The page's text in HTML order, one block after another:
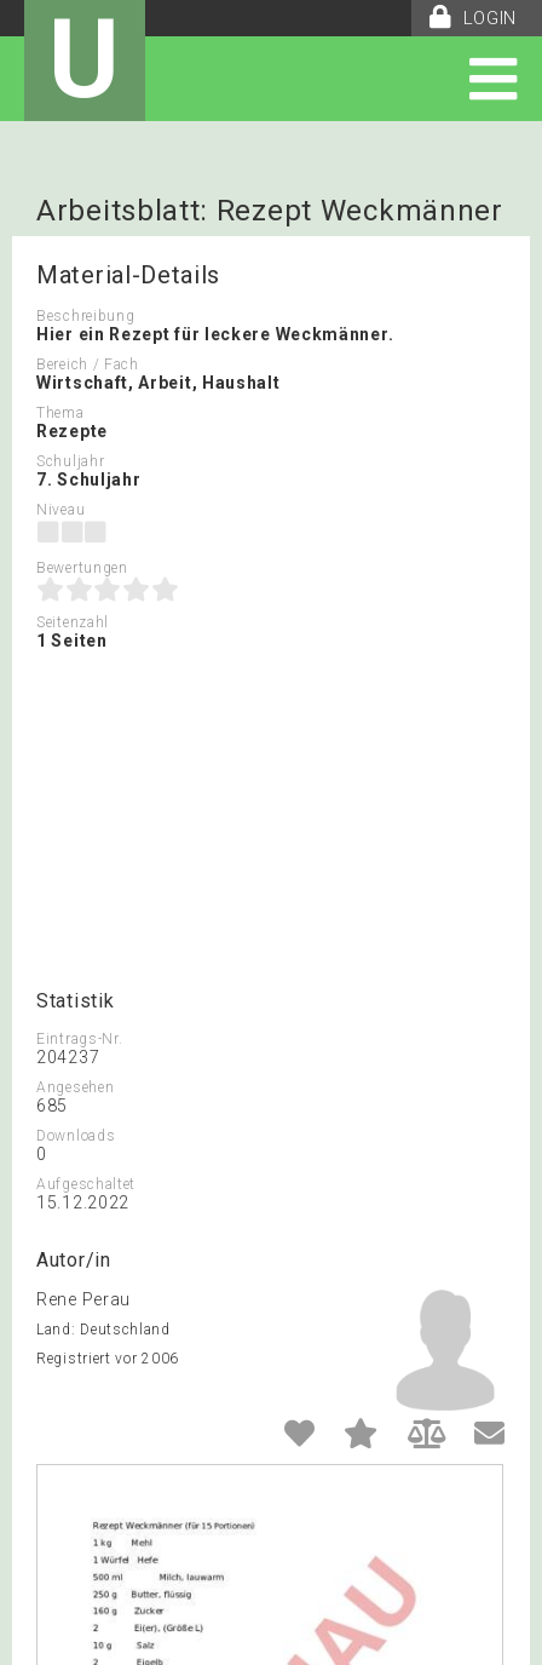
LOGIN
U
Arbeitsblatt: Rezept Weckmänner
Material-Details
Beschreibung
Hier ein Rezept für leckere Weckmänner.
Bereich / Fach
Wirtschaft, Arbeit, Haushalt
Thema
Rezepte
Schuljahr
7. Schuljahr
Niveau
Bewertungen
Seitenzahl
1 Seiten
Statistik
Eintrags-Nr.
204237
Angesehen
685
Downloads
0
Aufgeschaltet
15.12.2022
Autor/in
Rene Perau
Land: Deutschland
Registriert vor 2006